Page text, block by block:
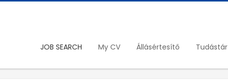
JOB SEARCH My CV Állásértesítő Tudástár